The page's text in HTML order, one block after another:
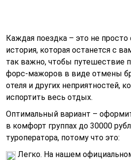
Каждая поездка – это не просто
история, которая останется с
так важно, чтобы путешествие
форс-мажоров в виде отмены
отеля и других неприятностей,
испортить весь отдых.
Оптимальный вариант –
в комфорт группах до 30000
туроператора, потому что это:
Легко. На нашем